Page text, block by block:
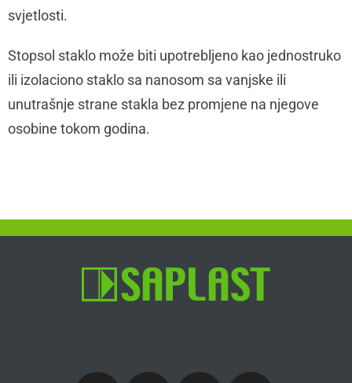
svjetlosti.
Stopsol staklo može biti upotrebljeno kao jednostruko
ili izolaciono staklo sa nanosom sa vanjske ili
unutrašnje strane stakla bez promjene na njegove
osobine tokom godina.